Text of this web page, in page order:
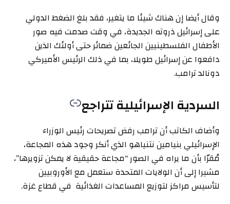
وقال أيضا إن هناك شيئا ما يتغير، فقد بلغ الضغط الدولي
على إسرائيل ذروته الجديدة، في وقت صدمت فيه صور
الأطفال الفلسطينيين الجائعين ضمائر حتى أولئك الذين
دافعوا عن إسرائيل طويلا، بما في ذلك الرئيس الأميركي
دونالد ترامب.
السردية الإسرائيلية تتراجع
وأضاف الكاتب أن ترامب رفض تصريحات رئيس الوزراء
الإسرائيلي بنيامين نتنياهو الذي أنكر وجود هذه المجاعة،
مُقرّا بأن ما يراه في الصور “مجاعة حقيقية لا يمكن تزويرها”،
مشيرا إلى أن الولايات المتحدة ستعمل مع الأوروبيين
لتأسيس مراكز لتوزيع المساعدات الغذائية في قطاع غزة.